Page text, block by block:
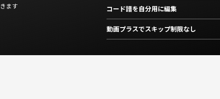
ます コード譜を自分用に編集
動画プラスでスキップ制限なし